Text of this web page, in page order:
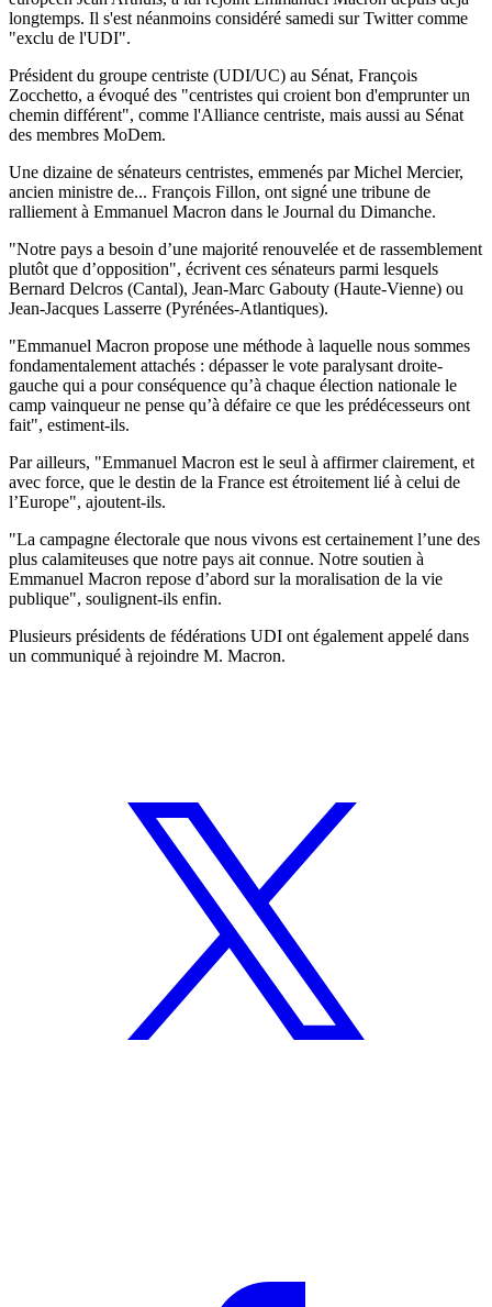
longtemps. Il s'est néanmoins considéré samedi sur Twitter comme
"exclu de l'UDI".
Président du groupe centriste (UDI/UC) au Sénat, François
Zocchetto, a évoqué des "centristes qui croient bon d'emprunter un
chemin différent", comme l'Alliance centriste, mais aussi au Sénat
des membres MoDem.
Une dizaine de sénateurs centristes, emmenés par Michel Mercier,
ancien ministre de... François Fillon, ont signé une tribune de
ralliement à Emmanuel Macron dans le Journal du Dimanche.
"Notre pays a besoin d’une majorité renouvelée et de rassemblement
plutôt que d’opposition", écrivent ces sénateurs parmi lesquels
Bernard Delcros (Cantal), Jean-Marc Gabouty (Haute-Vienne) ou
Jean-Jacques Lasserre (Pyrénées-Atlantiques).
"Emmanuel Macron propose une méthode à laquelle nous sommes
fondamentalement attachés : dépasser le vote paralysant droite-
gauche qui a pour conséquence qu’à chaque élection nationale le
camp vainqueur ne pense qu’à défaire ce que les prédécesseurs ont
fait", estiment-ils.
Par ailleurs, "Emmanuel Macron est le seul à affirmer clairement, et
avec force, que le destin de la France est étroitement lié à celui de
l’Europe", ajoutent-ils.
"La campagne électorale que nous vivons est certainement l’une des
plus calamiteuses que notre pays ait connue. Notre soutien à
Emmanuel Macron repose d’abord sur la moralisation de la vie
publique", soulignent-ils enfin.
Plusieurs présidents de fédérations UDI ont également appelé dans
un communiqué à rejoindre M. Macron.